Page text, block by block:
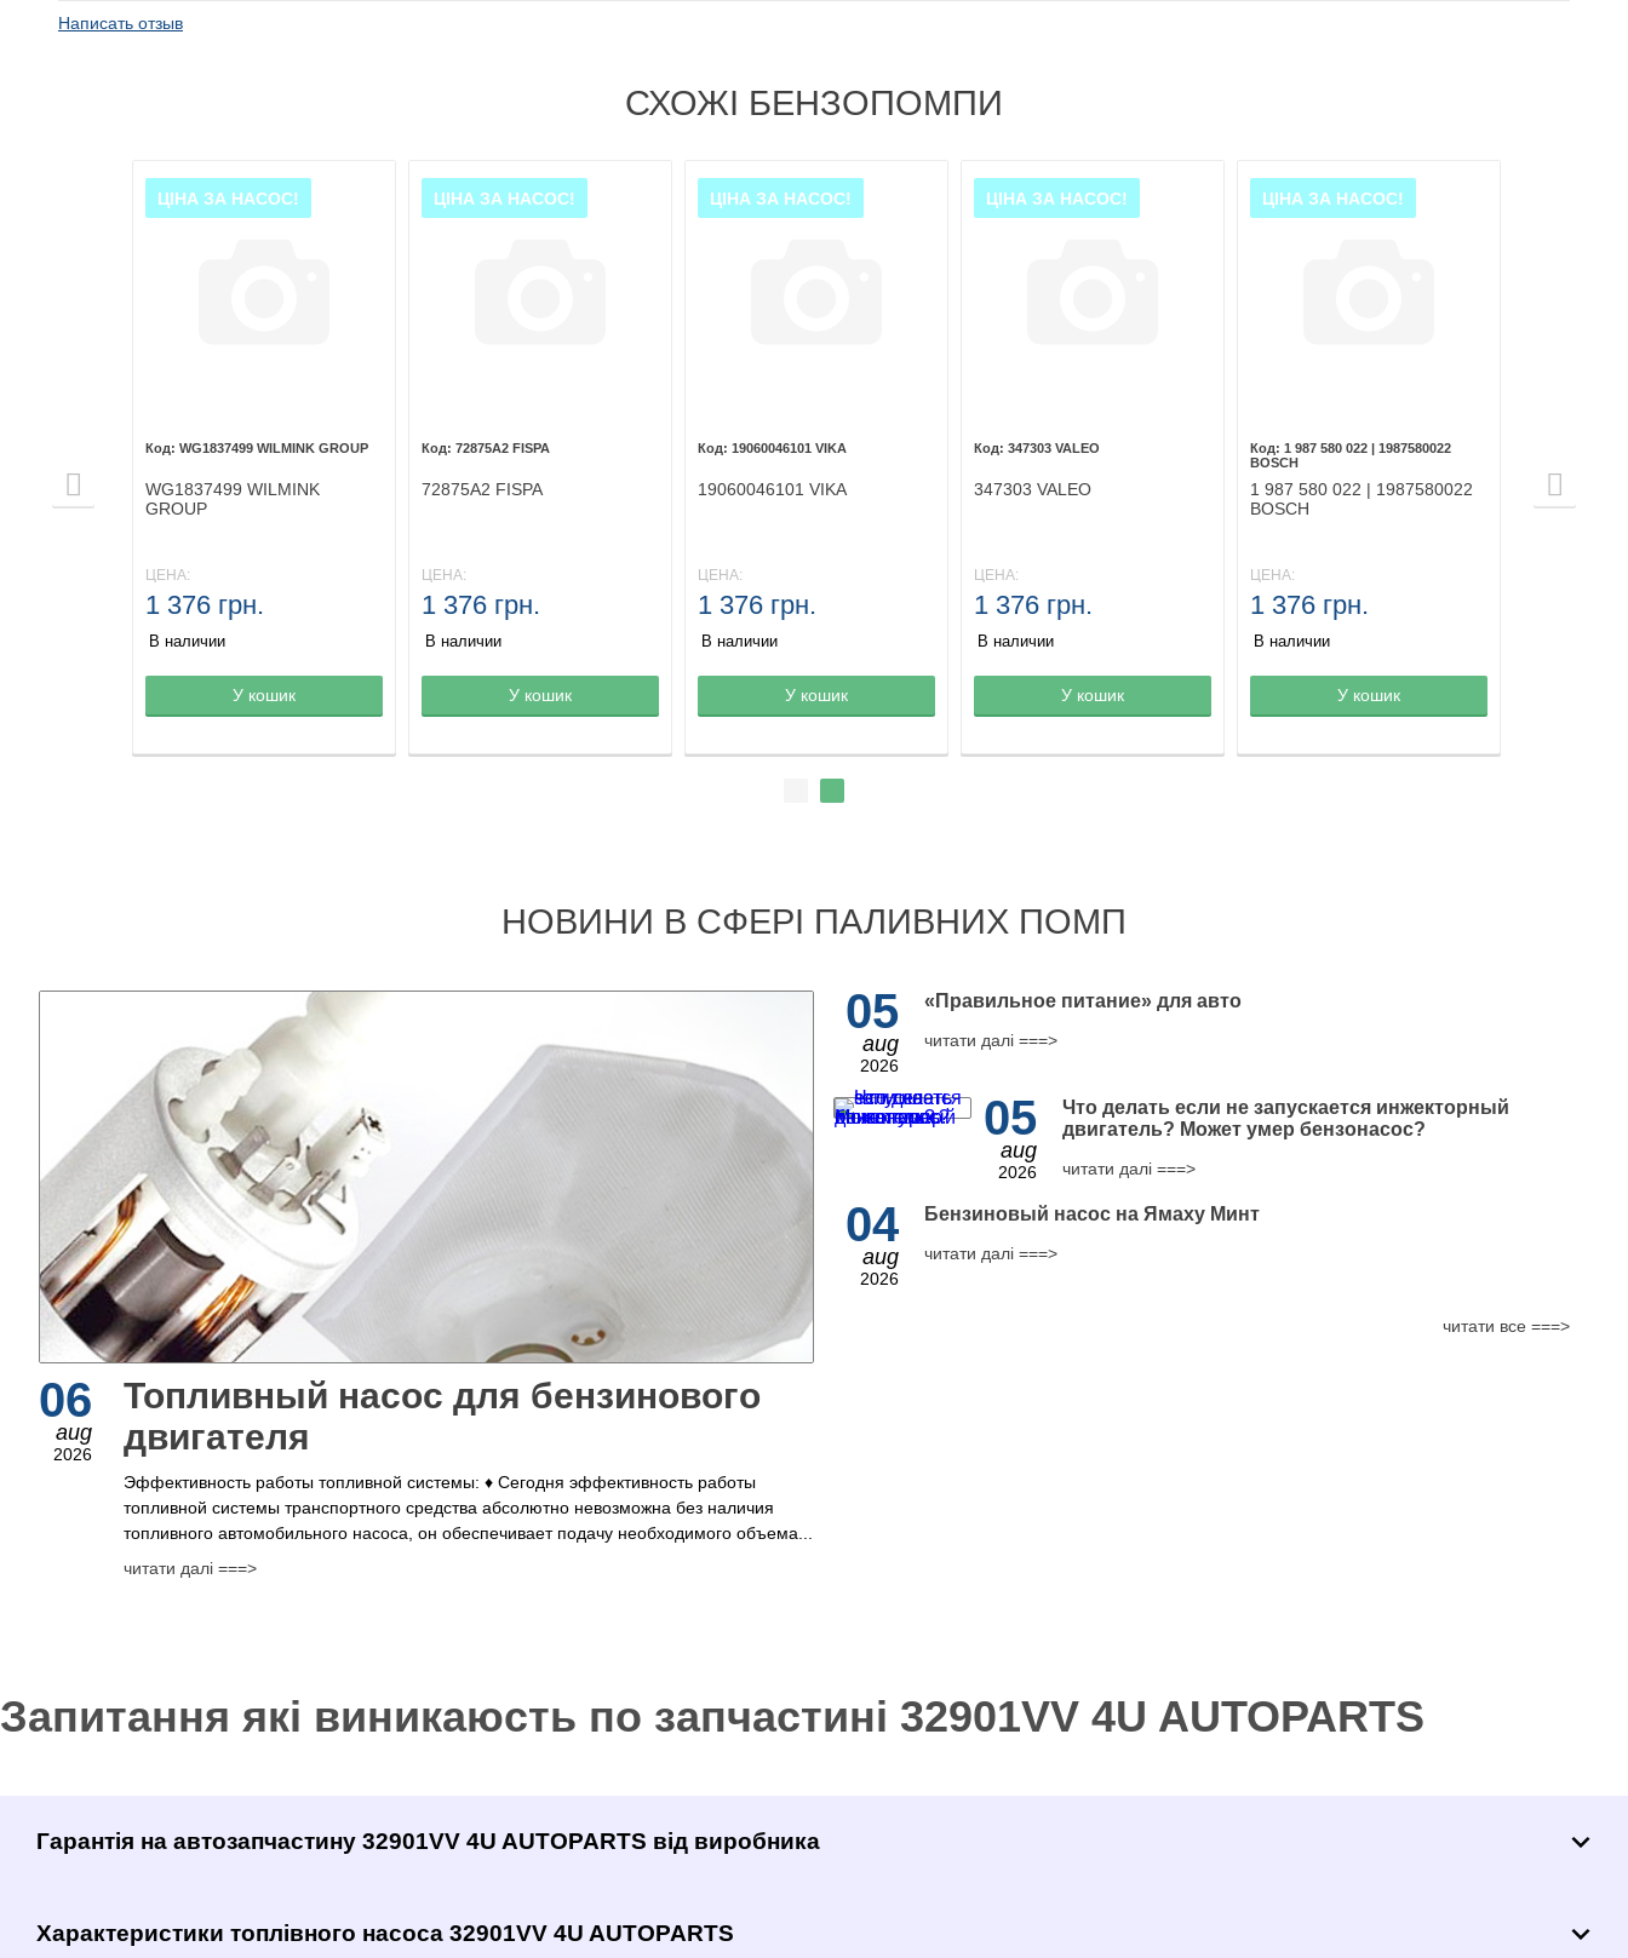
Написать отзыв
СХОЖІ БЕНЗОПОМПИ
Товар в корзине
ЦІНА ЗА НАСОС!
WG1837499 WILMINK GROUP
WG1837499 WILMINK
GROUP
ЦЕНА:
1 376 грн.
В наличии
У кошик Товар в корзине
ЦІНА ЗА НАСОС!
72875A2 FISPA
72875A2 FISPA
ЦЕНА:
1 376 грн.
В наличии
У кошик Товар в корзине
ЦІНА ЗА НАСОС!
19060046101 VIKA
19060046101 VIKA
ЦЕНА:
1 376 грн.
В наличии
У кошик Товар в корзине
ЦІНА ЗА НАСОС!
347303 VALEO
347303 VALEO
ЦЕНА:
1 376 грн.
В наличии
У кошик Товар в корзине
ЦІНА ЗА НАСОС!
1 987 580 022 | 1987580022
BOSCH
1 987 580 022 | 1987580022
BOSCH
ЦЕНА:
1 376 грн.
В наличии
У кошик
НОВИНИ В СФЕРІ ПАЛИВНИХ ПОМП
06
aug
2026
Топливный насос для бензинового
двигателя
Эффективность работы топливной системы: ♦ Сегодня эффективность работы
топливной системы транспортного средства абсолютно невозможна без наличия
топливного автомобильного насоса, он обеспечивает подачу необходимого объема...
читати далі ===>
05
aug
2026
​«Правильное питание» для авто
читати далі ===>
05
aug
2026
Что делать если не запускается инжекторный
двигатель? Может умер бензонасос?
читати далі ===>
04
aug
2026
Бензиновый насос на Ямаху Минт
читати далі ===>
читати все ===>
Запитання які виникаюсть по запчастині 32901VV 4U AUTOPARTS
Гарантія на автозапчастину 32901VV 4U AUTOPARTS від виробника
Характеристики топлівного насоса 32901VV 4U AUTOPARTS